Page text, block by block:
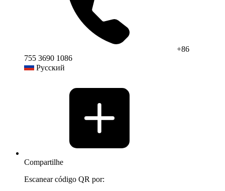
+86
755 3690 1086
Русский
Compartilhe
Escanear código QR por: